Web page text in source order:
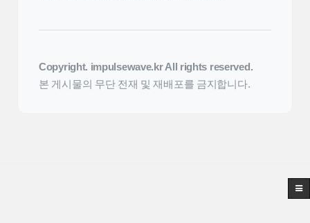
Copyright. impulsewave.kr All rights reserved.
본 게시물의 무단 전재 및 재배포를 금지합니다.